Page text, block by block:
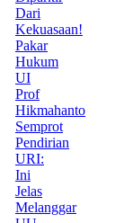
Dari
Kekuasaan!
Pakar
Hukum
UI
Prof
Hikmahanto
Semprot
Pendirian
URI:
Ini
Jelas
Melanggar